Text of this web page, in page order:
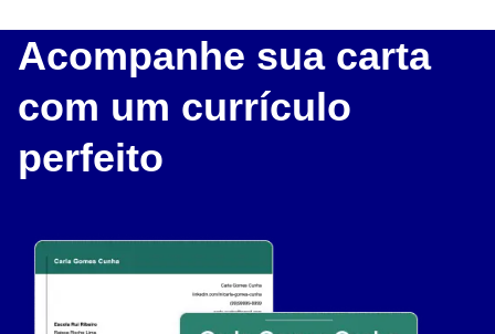
Acompanhe sua carta
com um currículo
perfeito